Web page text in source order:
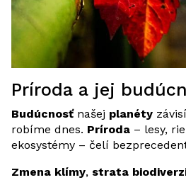
Príroda a jej
Budúcnosťnašej planéty
robíme dnes. Príroda – lesy,
ekosystémy – čelí
Zmena klímy, strata